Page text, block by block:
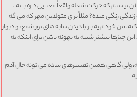
نیستم که حرکت شعله واقعاً معنایی داره یا نه…
رنگی میده؟ مثلاً برای متولدین مهر که می گه
من خودم یه بار با دیدن سایه های نور شمع تو دیوار
چیزها بیشتر شبیه یه بهونه باشن برای اینکه به
ولی گاهی همین تفسیرهای ساده می تونه حال آدم